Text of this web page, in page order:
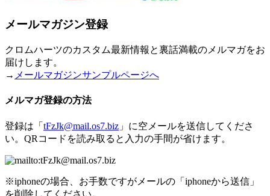
メールマガジン登録
クロムハーツのカスタム最新情報と裏話満載のメルマガをお
届けします。
→ メールマガジンサンプルページへ
メルマガ登録の方法
登録は「 tFzJk@mail.os7.biz 」に空メールを送信してくださ
い。QRコードを読み取ると入力の手間が省けます。
※iphoneの場合、お手数ですがメールの「iphoneから送信」
を削除してください。